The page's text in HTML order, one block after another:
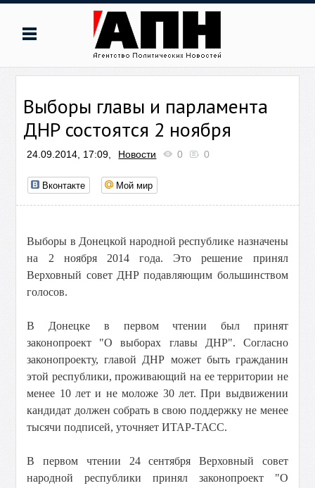
Выборы главы и парламента
ДНР состоятся 2 ноября
24.09.2014, 17:09, Новости 0 0
Вконтакте Мой мир
Выборы в Донецкой народной республике назначены
на 2 ноября 2014 года. Это решение принял
Верховный совет ДНР подавляющим большинством
голосов.
В Донецке в первом чтении был принят
законопроект "О выборах главы ДНР". Согласно
законопроекту, главой ДНР может быть гражданин
этой республики, проживающий на ее территории не
менее 10 лет и не моложе 30 лет. При выдвижении
кандидат должен собрать в свою поддержку не менее
тысячи подписей, уточняет ИТАР-ТАСС.
В первом чтении 24 сентября Верховный совет
народной республики принял законопроект "О